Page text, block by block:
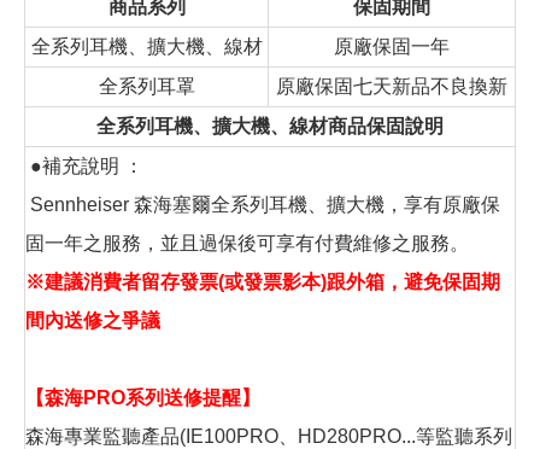
商品系列
保固期間
全系列耳機、擴大機、線材
原廠保固一年
全系列耳罩
原廠保固七天新品不良換新
全系列耳機、擴大機、線材商品保固說明
●補充說明 ：
Sennheiser 森海塞爾全系列耳機、擴大機，享有原廠保
固一年之服務，並且過保後可享有付費維修之服務。
※建議消費者留存發票(或發票影本)跟外箱，避免保固期
間內送修之爭議
【森海PRO系列送修提醒】
森海專業監聽產品(IE100PRO、HD280PRO...等監聽系列